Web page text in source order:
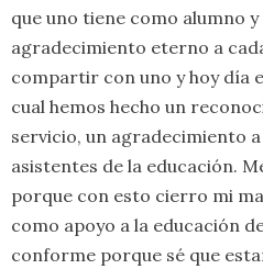
que uno tiene como alumno y
agradecimiento eterno a
compartir con uno y hoy día
cual hemos hecho un
servicio, un agradecimiento
asistentes de la educación.
porque con esto cierro mi
como apoyo a la educación
conforme porque sé que